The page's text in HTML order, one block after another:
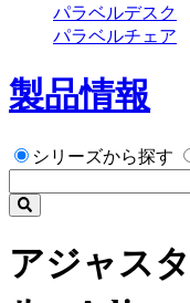
パラベルデスク
パラベルチェア
製品情報
シリーズから探す
アジャス